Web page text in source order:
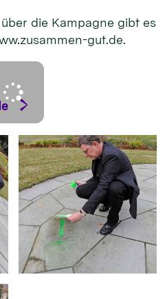
die Kampagne gibt es
gut.de.